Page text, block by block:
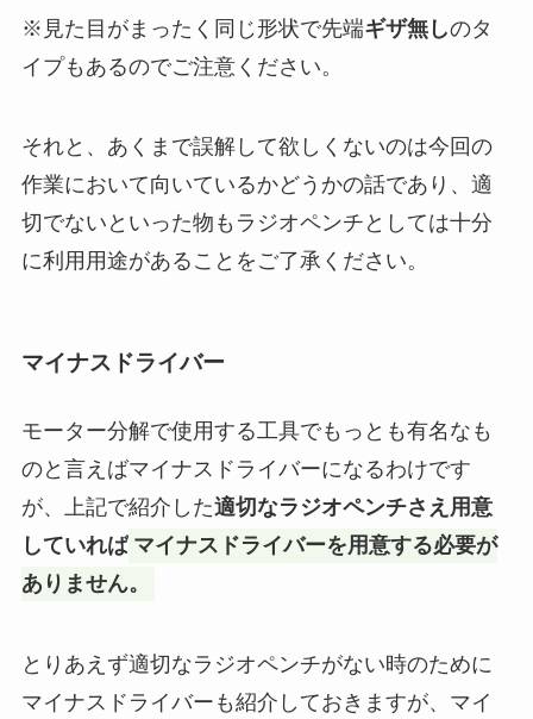
※見た目がまったく同じ形状で先端ギザ無しのタ
イプもあるのでご注意ください。
それと、あくまで誤解して欲しくないのは今回の
作業において向いているかどうかの話であり、適
切でないといった物もラジオペンチとしては十分
に利用用途があることをご了承ください。
マイナスドライバー
モーター分解で使用する工具でもっとも有名なも
のと言えばマイナスドライバーになるわけです
が、上記で紹介した適切なラジオペンチさえ用意
していれば マイナスドライバーを用意する必要が
ありません。
とりあえず適切なラジオペンチがない時のために
マイナスドライバーも紹介しておきますが、マイ